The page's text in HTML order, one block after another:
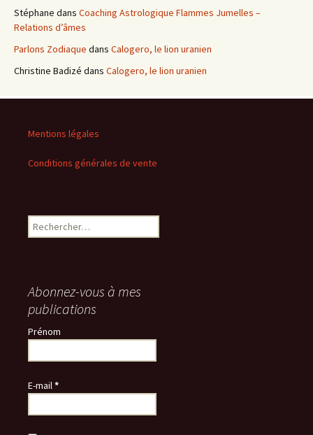
Stéphane dans Coaching Astrologique Flammes Jumelles –
Relations d’âmes
Parlons Zodiaque dans Calogero, le lion uranien
Christine Badizé dans Calogero, le lion uranien
Mentions légales
Conditions générales de vente
Rechercher :
Abonnez-vous à mes
publications
Prénom
E-mail*